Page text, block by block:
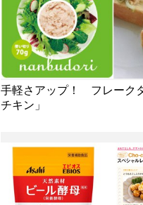
手軽さアップ！ フレーク
チキン」